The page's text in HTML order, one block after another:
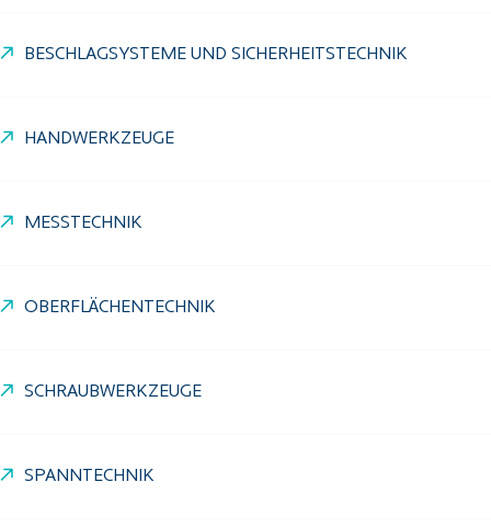
BESCHLAGSYSTEME UND SICHERHEITSTECHNIK
HANDWERKZEUGE
MESSTECHNIK
OBERFLÄCHENTECHNIK
SCHRAUBWERKZEUGE
SPANNTECHNIK